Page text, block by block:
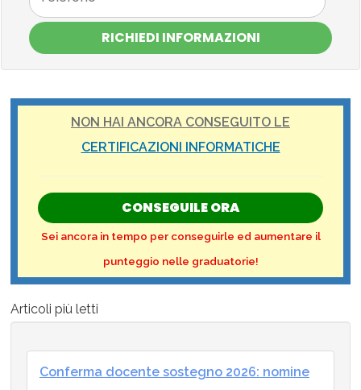
RICHIEDI INFORMAZIONI
NON HAI ANCORA CONSEGUITO LE
CERTIFICAZIONI INFORMATICHE
CONSEGUILE ORA
Sei ancora in tempo per conseguirle ed aumentare il
punteggio nelle graduatorie!
Articoli più letti
Conferma docente sostegno 2026: nomine